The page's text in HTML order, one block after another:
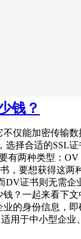
钱？
仅能加密传输
选择合适的SSL
有两种类型：OV
，要想获得这两
DV证书则无需企
？一起来看下
的身份信息，
用于中小型企